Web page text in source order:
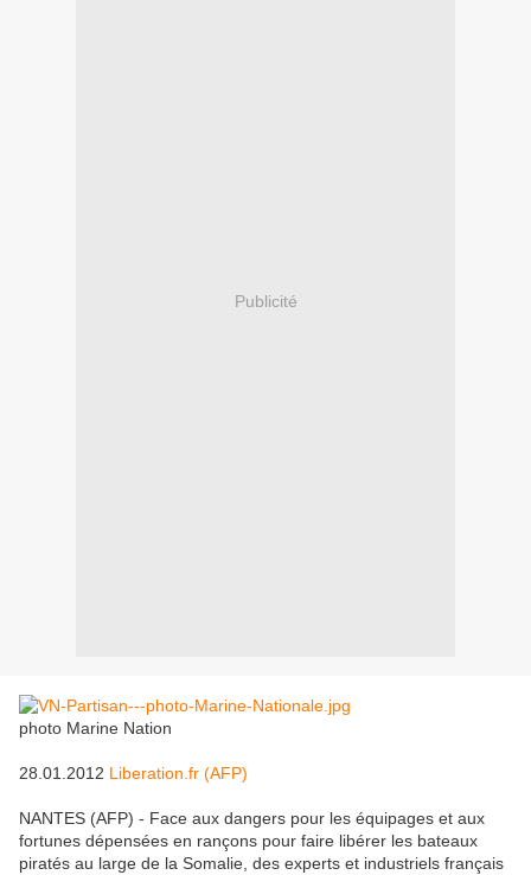
Publicité
photo Marine Nation
28.01.2012 Liberation.fr (AFP)
NANTES (AFP) - Face aux dangers pour les équipages et aux
fortunes dépensées en rançons pour faire libérer les bateaux
piratés au large de la Somalie, des experts et industriels français